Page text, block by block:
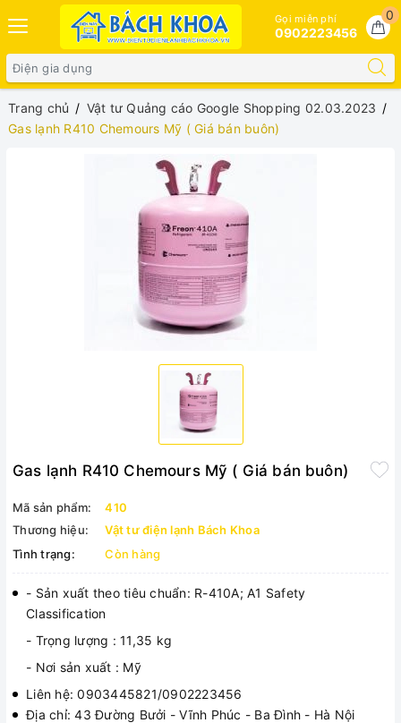
0
Gọi miễn phí
0902223456
Trang chủ
Vật tư Quảng cáo Google Shopping 02.03.2023
Gas lạnh R410 Chemours Mỹ ( Giá bán buôn)
Gas lạnh R410 Chemours Mỹ ( Giá bán buôn)
Mã sản phẩm:
410
Thương hiệu:
Vật tư điện lạnh Bách Khoa
Tình trạng:
Còn hàng
- Sản xuất theo tiêu chuẩn: R-410A; A1 Safety
Classification
- Trọng lượng : 11,35 kg
- Nơi sản xuất : Mỹ
Liên hệ: 0903445821/0902223456
Địa chỉ: 43 Đường Bưởi - Vĩnh Phúc - Ba Đình - Hà Nội